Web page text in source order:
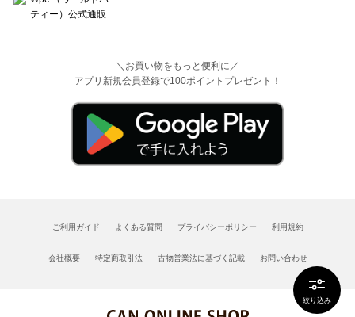
絞り込み
＼お買い物をもっと便利に／
アプリ新規会員登録で100ポイントプレゼント！
ご利用ガイド よくある質問 プライバシーポリシー 利用規約
会社概要 特定商取引法 古物営業法に基づく記載 お問い合わせ